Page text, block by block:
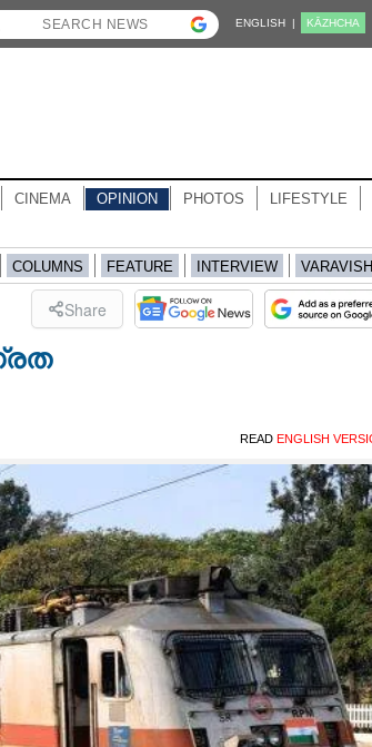
ENGLISH | KĀZHCHA
CINEMA OPINION PHOTOS LIFESTYLE
COLUMNS FEATURE INTERVIEW
Share
READ ENGLISH